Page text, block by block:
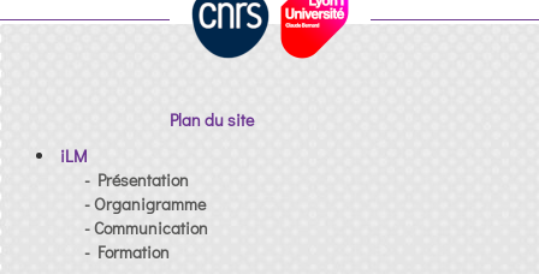
Plan du site
iLM
- Présentation
- Organigramme
- Communication
- Formation